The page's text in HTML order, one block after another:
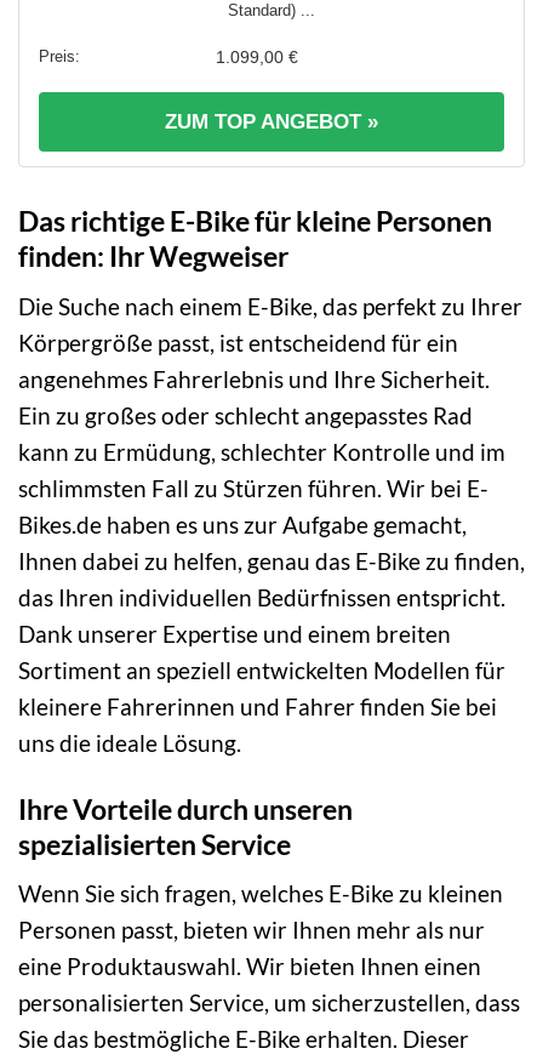
Standard) ...
1.099,00 €
ZUM TOP ANGEBOT »
Das richtige E-Bike für kleine Personen
finden: Ihr Wegweiser
Die Suche nach einem E-Bike, das perfekt zu Ihrer
Körpergröße passt, ist entscheidend für ein
angenehmes Fahrerlebnis und Ihre Sicherheit.
Ein zu großes oder schlecht angepasstes Rad
kann zu Ermüdung, schlechter Kontrolle und im
schlimmsten Fall zu Stürzen führen. Wir bei E-
Bikes.de haben es uns zur Aufgabe gemacht,
Ihnen dabei zu helfen, genau das E-Bike zu finden,
das Ihren individuellen Bedürfnissen entspricht.
Dank unserer Expertise und einem breiten
Sortiment an speziell entwickelten Modellen für
kleinere Fahrerinnen und Fahrer finden Sie bei
uns die ideale Lösung.
Ihre Vorteile durch unseren
spezialisierten Service
Wenn Sie sich fragen, welches E-Bike zu kleinen
Personen passt, bieten wir Ihnen mehr als nur
eine Produktauswahl. Wir bieten Ihnen einen
personalisierten Service, um sicherzustellen, dass
Sie das bestmögliche E-Bike erhalten. Dieser